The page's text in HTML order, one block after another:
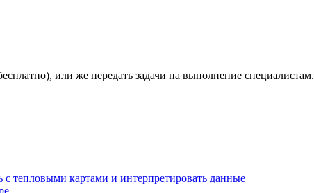
или же передать задачи на выполнение специалистам.
с тепловыми картами и интерпретировать данные